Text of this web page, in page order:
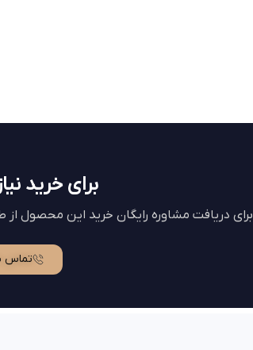
برای خرید
برای دریافت مشاوره رایگان خرید این محصول
تماس